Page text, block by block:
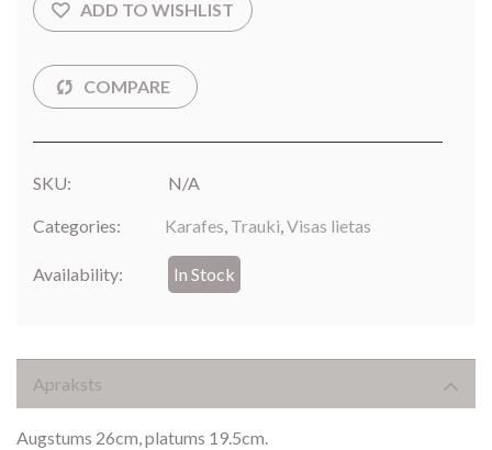
SKU: N/A
Categories: Karafes, Trauki,Visas lietas
Availability: In Stock
Apraksts
Augstums 26cm, platums 19.5cm.